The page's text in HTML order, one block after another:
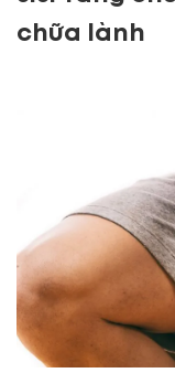
chữa lành